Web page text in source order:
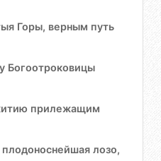
Горы, верным путь
Богоотроковицы
прилежащим
лозо,